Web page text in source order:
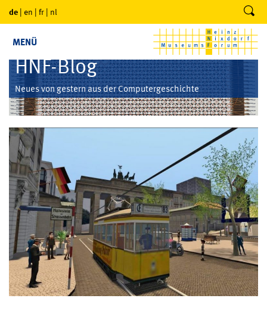
de | en | fr | nl
MENÜ
HNF-Blog
Neues von gestern aus der Computergeschichte